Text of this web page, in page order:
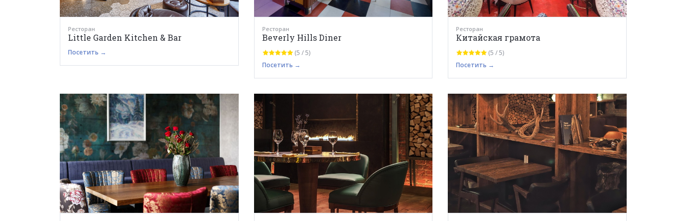
Ресторан
Little Garden Kitchen & Bar
Посетить →
Ресторан
Beverly Hills Diner
(5 / 5)
Посетить →
Ресторан
Китайская грамота
(5 / 5)
Посетить →